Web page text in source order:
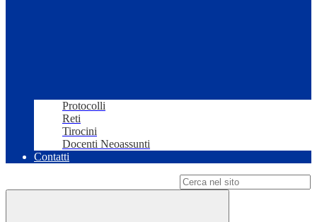
Protocolli
Reti
Tirocini
Docenti Neoassunti
Contatti